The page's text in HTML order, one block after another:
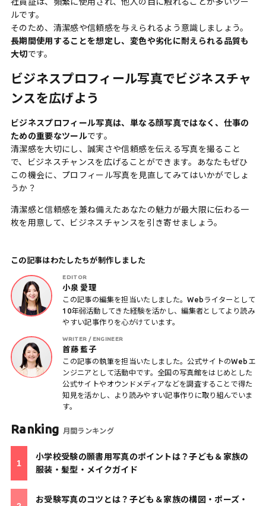
ルです。
そのため、清潔感や信頼感を与えられるよう意識しましょう。
長期間使用することを想定し、変色や劣化に耐えられる品質も
大切です。
ビジネスプロフィール写真でビジネスチャ
ンスを広げよう
ビジネスプロフィール写真は、単なる顔写真ではなく、仕事の
ための重要なツールです。
清潔感を大切にし、誠実さや信頼感を伝える写真を撮ること
で、ビジネスチャンスを広げることができます。あなたもぜひ
この機会に、プロフィール写真を見直してみてはいかがでしょ
うか？
清潔感と信頼感を兼ね備えたあなたの魅力が最大限に伝わる一
枚を用意して、ビジネスチャンスを引き寄せましょう。
この記事はわたしたちが制作しました
EDITOR
小泉 愛理
この記事の編集を担当いたしました。Webライターとして
10年弱活動してきた経験を活かし、編集者としてより読み
やすい記事作りを心がけています。
WRITER / ENGINEER
首藤 藍子
この記事の執筆を担当いたしました。公式サイトのWebエ
ンジニアとして活動中です。全国の写真館をはじめとした
公式サイトやオウンドメディアなどを調査することで得た
知見を活かし、より読みやすい記事作りに取り組んでいま
す。
Ranking 月間ランキング
小学校受験の願書用写真のポイントは？子ども＆家族の
服装・髪型・メイクガイド
お受験写真のコツとは？子ども＆家族の構図・ポーズ・